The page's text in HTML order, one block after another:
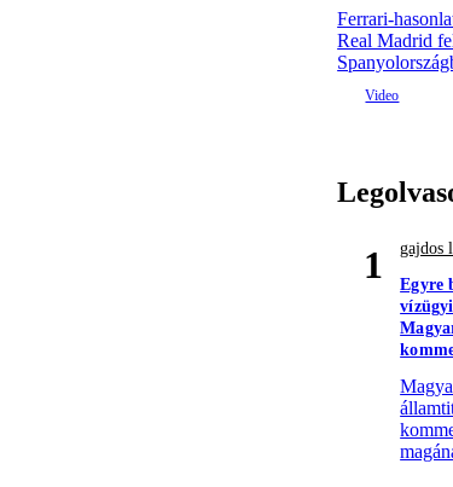
Ferrari-
Real Madrid
1
gajdos
Egyre